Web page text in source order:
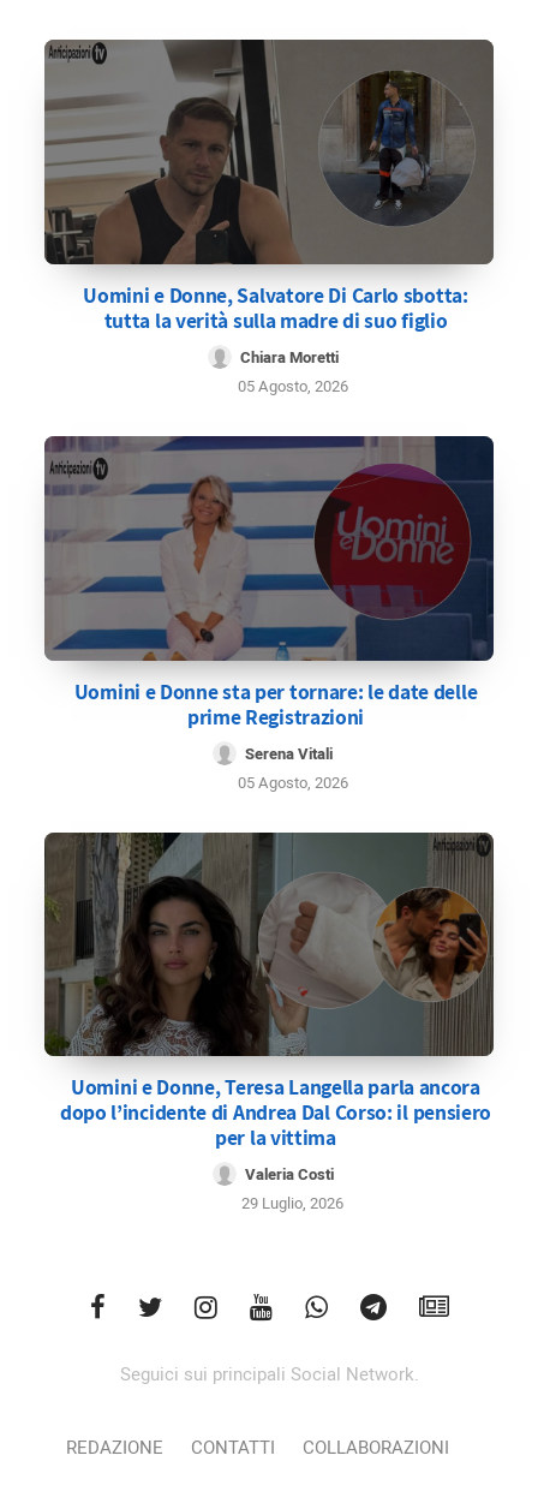
Uomini e Donne, Salvatore Di Carlo sbotta:
tutta la verità sulla madre di suo figlio
Chiara Moretti
05 Agosto, 2026
Uomini e Donne sta per tornare: le date delle
prime Registrazioni
Serena Vitali
05 Agosto, 2026
Uomini e Donne, Teresa Langella parla ancora
dopo l’incidente di Andrea Dal Corso: il pensiero
per la vittima
Valeria Costi
29 Luglio, 2026
Seguici sui principali Social Network.
REDAZIONE CONTATTI COLLABORAZIONI